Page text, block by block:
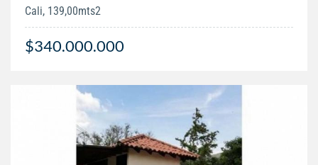
Cali, 139,00mts2
$340.000.000